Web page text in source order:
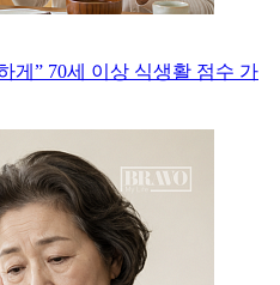
게” 70세 이상 식생활 점수 가